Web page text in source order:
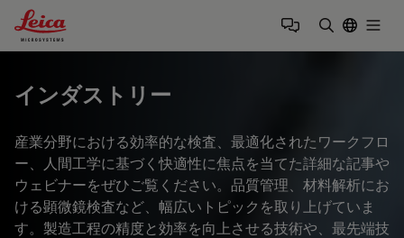
Leica Microsystems Logo
インダストリー
産業分野における効率的な検査、最適化されたワークフロ
ー、人間工学に基づく快適性に焦点を当てた詳細な記事や
ウェビナーをぜひご覧ください。品質管理、材料解析にお
ける顕微鏡検査など、幅広いトピックを取り上げていま
す。製造工程の精度と効率を向上させる技術や、最先端技